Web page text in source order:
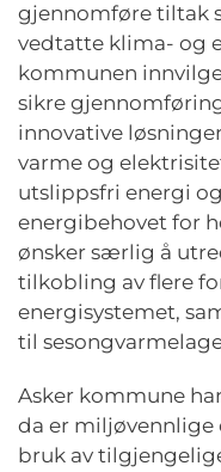
gjennomføre tiltak
vedtatte klima- og
kommunen
sikre
innovative
varme og
utslippsfri energi
energibehovet for
ønsker særlig å
tilkobling av flere
energisystemet,
til
Asker kommune
da er
bruk av